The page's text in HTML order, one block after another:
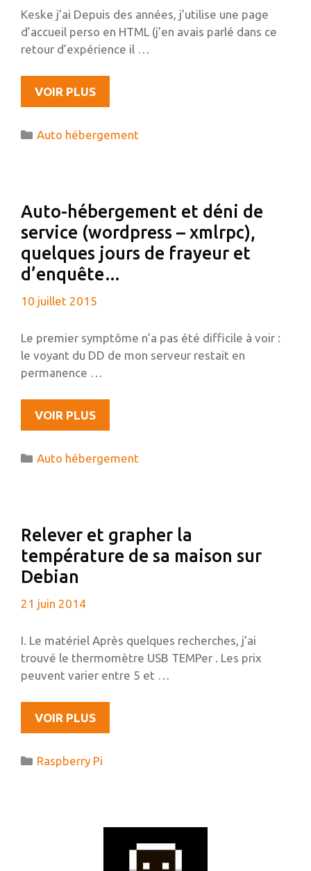
Keske j’ai Depuis des années, j’utilise une page
d’accueil perso en HTML (j’en avais parlé dans ce
retour d’expérience il …
VOIR PLUSSYNCHRONISATION
D’UNE
LIST
SERVEUR
PERSO
Catégories
Auto hébergement
Auto-hébergement et déni de
service (wordpress – xmlrpc),
quelques jours de frayeur et
d’enquête…
10 juillet 2015
Le premier symptôme n’a pas été difficile à voir :
le voyant du DD de mon serveur restait en
permanence …
VOIR PLUSAUTO-
HÉBERGEMENT
DÉNI
–
XMLRPC),
ET
D’ENQUÊTE…
Catégories
Auto hébergement
Relever et grapher la
température de sa maison sur
Debian
21 juin 2014
I. Le matériel Après quelques recherches, j’ai
trouvé le thermomètre USB TEMPer . Les prix
peuvent varier entre 5 et …
VOIR PLUSRELEVER
ET
LA
Catégories
Raspberry Pi